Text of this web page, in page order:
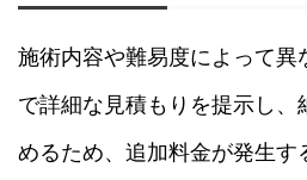
施術内容や難易度によって異
で詳細な見積もりを提示し、
めるため、追加料金が発生す